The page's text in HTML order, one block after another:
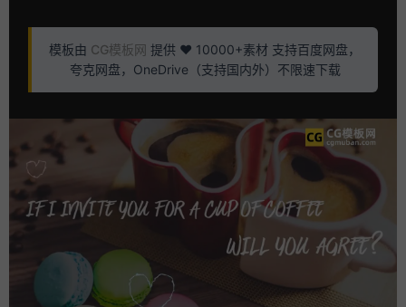
模板由 CG模板网 提供 ❤️ 10000+素材 支持百度网盘，
夸克网盘，OneDrive（支持国内外）不限速下载